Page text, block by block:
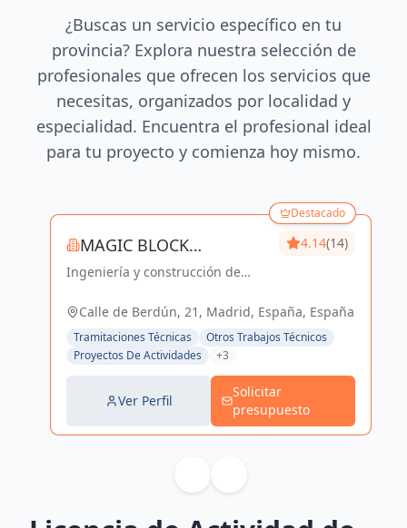
¿Buscas un servicio específico en tu
provincia? Explora nuestra selección de
profesionales que ofrecen los servicios que
necesitas, organizados por localidad y
especialidad. Encuentra el profesional ideal
para tu proyecto y comienza hoy mismo.
Destacado
MAGIC BLOCK
ENGINEERS
Ingeniería y construcción de
en Madrid y Sevilla La Nueva.
4.14(14)
Calle de Berdún, 21, Madrid, España, España
Tramitaciones Técnicas
Otros Trabajos Técnicos
Proyectos De Actividades
+3
Ver Perfil
Solicitar
presupuesto